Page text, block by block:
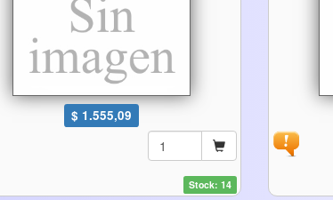
$ 1.555,09
Stock: 14